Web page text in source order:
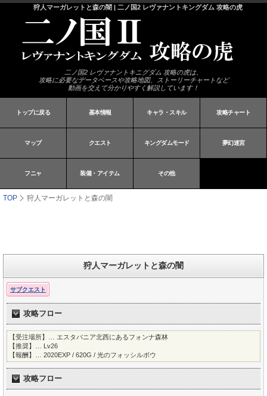
狩人マーガレットと森の闇 | 二ノ国2 レヴァナントキングダム 攻略の虎
二ノ国2 レヴァナントキニグダム 攻略の虎は、
攻略に必要なデータベースや攻略地図、ストーリーチャートなど
動画を交えて分かりやすく解説しています！
トップに戻る 基本情報 キャラ・スキル 攻略チャート
マップ クエスト キングダムモード 夢幻迷宮
フニャ 装備・アイテム その他
TOP 狩人マーガレットと森の闇
狩人マーガレットと森の闇
サブクエスト
攻略フロー
【受注場所】… エスタバニア北西にあるフォンナ森林
【推奨】… Lv26
【報酬】… 2020EXP / 620G / 光のフォッシルボウ
攻略フロー